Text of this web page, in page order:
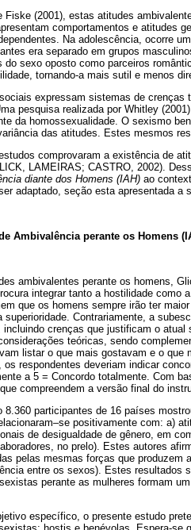
Fiske (2001), estas atitudes
comportamentos e atitudes
Na adolescência, ocorre
era separado em grupos
do sexo oposto como parceiros
tornando-a mais sutil e menos
expressam sistemas de crenças
pesquisa realizada por Whitley
da homossexualidade. O sexismo
das atitudes. Estes mesmos
comprovaram a existência de
LAMEIRAS; CASTRO, 2002).
diante dos Homens (IAH) ao
adaptado, seção esta apresentada a
Ambivalência perante os Homens
ambivalentes perante os homens,
integrar tanto a hostilidade como
que os homens sempre irão ter
superioridade. Contrariamente, a
incluindo crenças que justificam o
teóricas, sendo
listar o que mais gostavam e o
respondentes deveriam indicar
a 5 = Concordo totalmente. Com
compreendem a versão final do
8.360 participantes de 16 países
positivamente com: a)
de desigualdade de gênero, em
no prelo). Estes autores
pelas mesmas forças que
entre os sexos). Estes resultados
perante as mulheres formam
específico, o presente estudo